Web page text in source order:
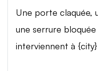
Une porte claquée,
une serrure
interviennent à